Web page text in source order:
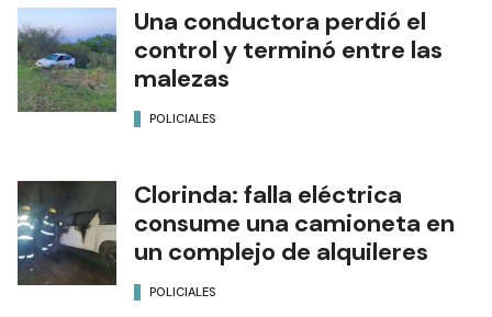
Una conductora perdió el
control y terminó entre las
malezas
POLICIALES
Clorinda: falla eléctrica
consume una camioneta en
un complejo de alquileres
POLICIALES